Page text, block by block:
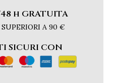
h GRATUITA
A 90 €
SICURI CON